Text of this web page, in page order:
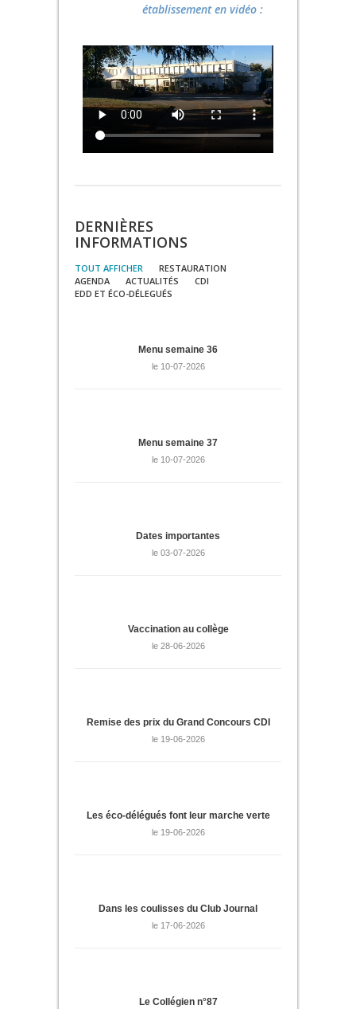
établissement en vidéo :
DERNIÈRES
INFORMATIONS
TOUT AFFICHER
RESTAURATION
AGENDA
ACTUALITÉS
CDI
EDD ET ÉCO-DÉLEGUÉS
Menu semaine 36
le 10-07-2026
Menu semaine 37
le 10-07-2026
Dates importantes
le 03-07-2026
Vaccination au collège
le 28-06-2026
Remise des prix du Grand Concours CDI
le 19-06-2026
Les éco-délégués font leur marche verte
le 19-06-2026
Dans les coulisses du Club Journal
le 17-06-2026
Le Collégien n°87